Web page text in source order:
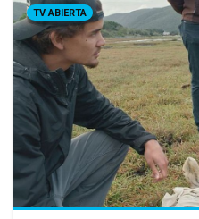
TV ABIERTA